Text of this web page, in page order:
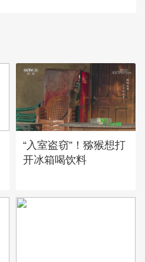
“入室盗窃”！猕猴想打
开冰箱喝饮料